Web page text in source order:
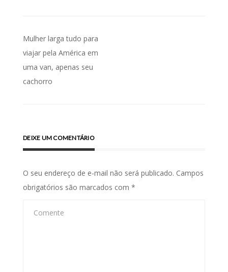
Navegação
de
Post
Mulher larga tudo para
viajar pela América em
uma van, apenas seu
cachorro
DEIXE UM COMENTÁRIO
O seu endereço de e-mail não será publicado. Campos
obrigatórios são marcados com *